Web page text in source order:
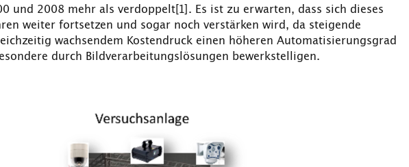
und 2008 mehr als verdoppelt[1]. Es ist zu erwarten, dass sich dieses
weiter fortsetzen und sogar noch verstärken wird, da steigende
wachsendem Kostendruck einen höheren Automatisierungsgrad
durch Bildverarbeitungslösungen bewerkstelligen.